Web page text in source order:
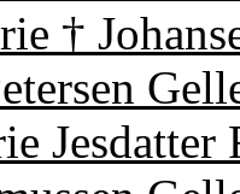
†
Jesdatter